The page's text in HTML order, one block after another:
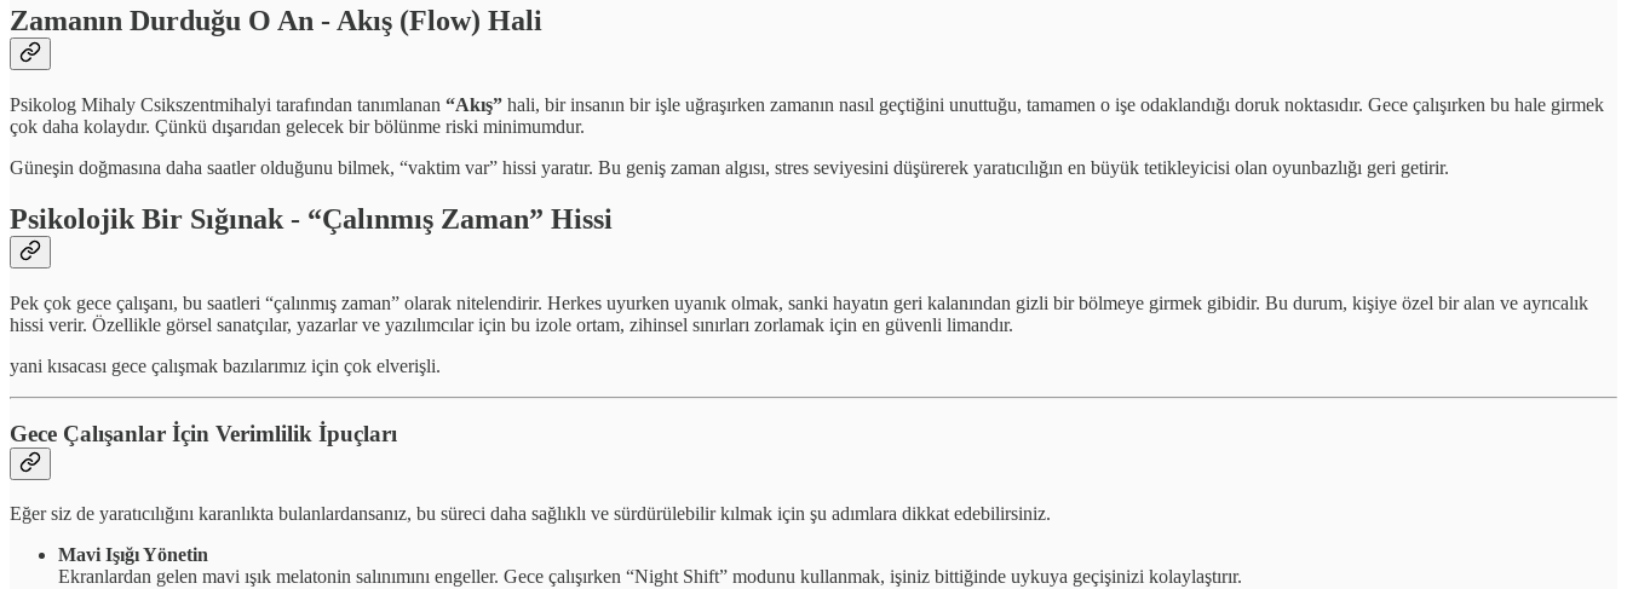
Zamanın Durduğu O An - Akış (Flow) Hali
Psikolog Mihaly Csikszentmihalyi tarafından tanımlanan “Akış” hali, bir insanın bir işle uğraşırken zamanın nasıl geçtiğini unuttuğu, tamamen o işe odaklandığı doruk noktasıdır. Gece çalışırken bu hale girmek
çok daha kolaydır. Çünkü dışarıdan gelecek bir bölünme riski minimumdur.
Güneşin doğmasına daha saatler olduğunu bilmek, “vaktim var” hissi yaratır. Bu geniş zaman algısı, stres seviyesini düşürerek yaratıcılığın en büyük tetikleyicisi olan oyunbazlığı geri getirir.
Psikolojik Bir Sığınak - “Çalınmış Zaman” Hissi
Pek çok gece çalışanı, bu saatleri “çalınmış zaman” olarak nitelendirir. Herkes uyurken uyanık olmak, sanki hayatın geri kalanından gizli bir bölmeye girmek gibidir. Bu durum, kişiye özel bir alan ve ayrıcalık
hissi verir. Özellikle görsel sanatçılar, yazarlar ve yazılımcılar için bu izole ortam, zihinsel sınırları zorlamak için en güvenli limandır.
yani kısacası gece çalışmak bazılarımız için çok elverişli.
Gece Çalışanlar İçin Verimlilik İpuçları
Eğer siz de yaratıcılığını karanlıkta bulanlardansanız, bu süreci daha sağlıklı ve sürdürülebilir kılmak için şu adımlara dikkat edebilirsiniz.
Mavi Işığı Yönetin
Ekranlardan gelen mavi ışık melatonin salınımını engeller. Gece çalışırken “Night Shift” modunu kullanmak, işiniz bittiğinde uykuya geçişinizi kolaylaştırır.